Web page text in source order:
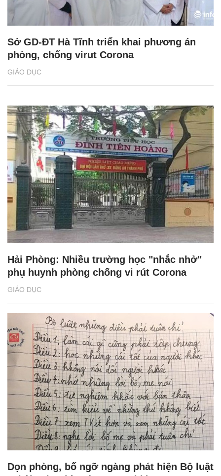
GIÁO DỤC
Sở GD-ĐT Hà Tĩnh triển khai phương án
phòng, chống virut Corona
GIÁO DỤC
Hải Phòng: Nhiều trường học "nhắc nhở"
phụ huynh phòng chống vi rút Corona
Dọn phòng, bố ngỡ ngàng phát hiện Bộ luật